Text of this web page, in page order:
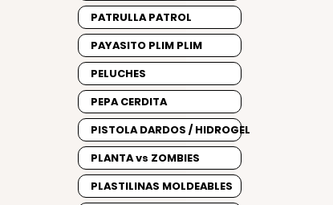
PATRULLA PATROL
PAYASITO PLIM PLIM
PELUCHES
PEPA CERDITA
PISTOLA DARDOS / HIDROGEL
PLANTA vs ZOMBIES
PLASTILINAS MOLDEABLES